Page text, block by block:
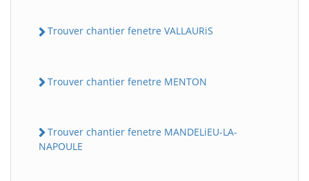
Trouver chantier fenetre VALLAURiS
Trouver chantier fenetre MENTON
Trouver chantier fenetre MANDELiEU-LA-
NAPOULE